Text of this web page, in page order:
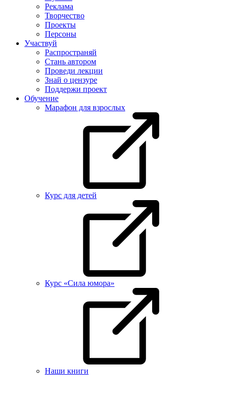
Реклама
Творчество
Проекты
Персоны
Участвуй
Распространяй
Стань автором
Проведи лекции
Знай о цензуре
Поддержи проект
Обучение
Марафон для взрослых
Курс для детей
Курс «Сила юмора»
Наши книги